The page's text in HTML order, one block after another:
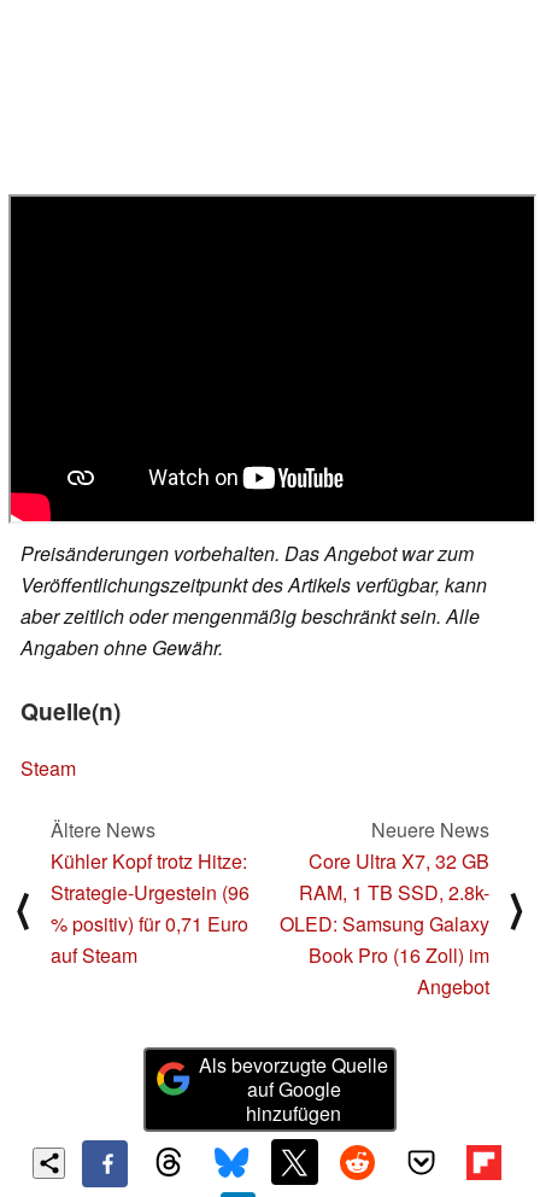
Preisänderungen vorbehalten. Das Angebot war zum
Veröffentlichungszeitpunkt des Artikels verfügbar, kann
aber zeitlich oder mengenmäßig beschränkt sein. Alle
Angaben ohne Gewähr.
Quelle(n)
Steam
⟨
Ältere News
Kühler Kopf trotz Hitze:
Strategie-Urgestein (96
% positiv) für 0,71 Euro
auf Steam
Neuere News
Core Ultra X7, 32 GB
RAM, 1 TB SSD, 2.8k-
OLED: Samsung Galaxy
Book Pro (16 Zoll) im
Angebot
⟩
Als bevorzugte Quelle
auf Google
hinzufügen